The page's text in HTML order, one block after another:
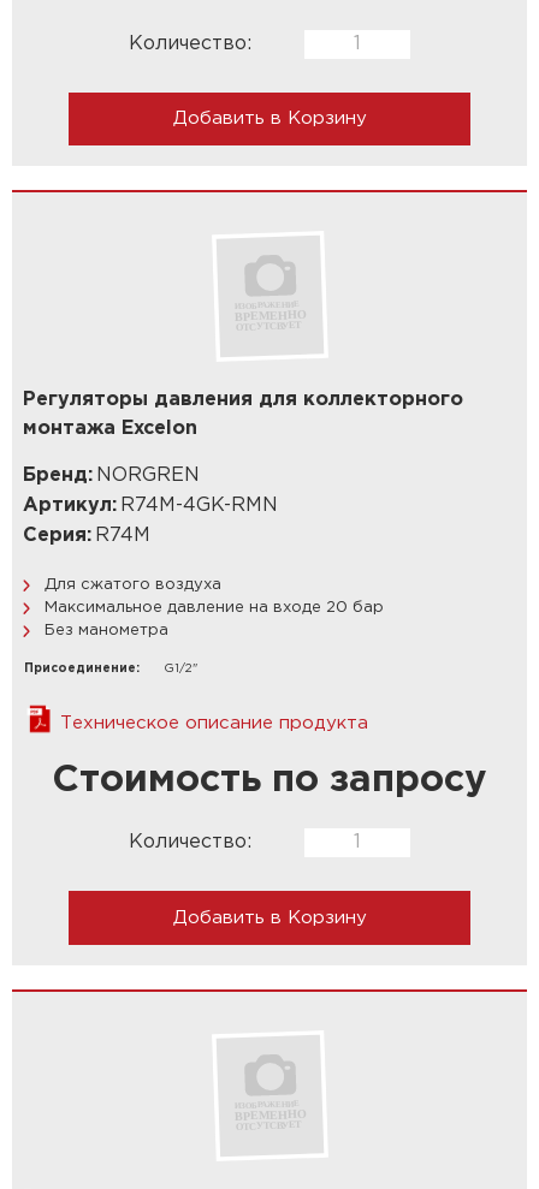
Количество:
Добавить в Корзину
Регуляторы давления для коллекторного
монтажа Excelon
Бренд: NORGREN
Артикул: R74M-4GK-RMN
Серия: R74M
Для сжатого воздуха
Максимальное давление на входе 20 бар
Без манометра
Присоединение: G1/2"
Техническое описание продукта
Стоимость по запросу
Количество:
Добавить в Корзину